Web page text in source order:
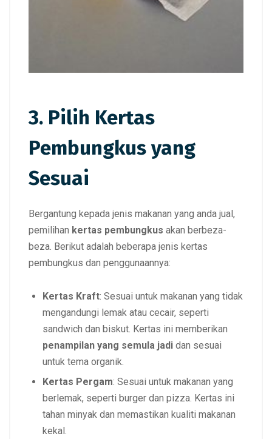
3. Pilih Kertas
Pembungkus yang
Sesuai
Bergantung kepada jenis makanan yang anda jual,
pemilihan kertas pembungkus akan berbeza-
beza. Berikut adalah beberapa jenis kertas
pembungkus dan penggunaannya:
Kertas Kraft: Sesuai untuk makanan yang tidak
mengandungi lemak atau cecair, seperti
sandwich dan biskut. Kertas ini memberikan
penampilan yang semula jadi dan sesuai
untuk tema organik.
Kertas Pergam: Sesuai untuk makanan yang
berlemak, seperti burger dan pizza. Kertas ini
tahan minyak dan memastikan kualiti makanan
kekal.